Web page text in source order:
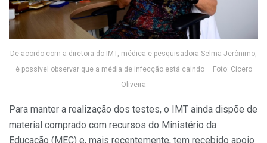
De acordo com a diretora do IMT, médica e pesquisadora Selma Jerônimo,
é possível observar que a média de infecção está caindo – Foto: Cícero
Oliveira
Para manter a realização dos testes, o IMT ainda dispõe de
material comprado com recursos do Ministério da
Educação (MEC) e, mais recentemente, tem recebido apoio